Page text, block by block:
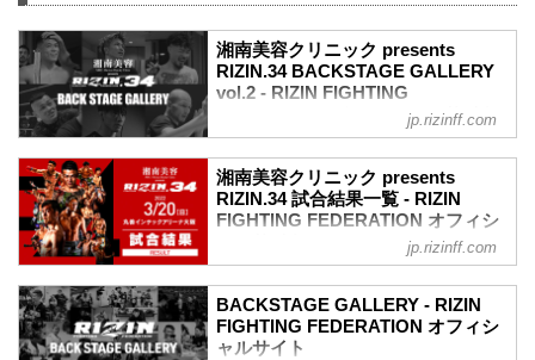
湘南美容クリニック presents
RIZIN.34 BACKSTAGE GALLERY
vol.2 - RIZIN FIGHTING
FEDERATION オフィシャルサイト
収めた「BACKSTAGE GALLERY」
第10試合〜第16試合までのvol.1はこちら
第9試合 ／アラン“ヒロ”ヤマニハ vs. 手塚
3
第8試合 ／竿本樹生 vs. 宇田悠斗
3
3
jp.rizinff.com
湘南美容クリニック presents
RIZIN.34 試合結果一覧 - RIZIN
FIGHTING FEDERATION オフィシ
原京平
Full Fight | 弥益ドミネーター聡志 vs. 萩
原京平 / Satoshi“Dominator”Yamasu vs.
jp.rizinff.com
BACKSTAGE GALLERY - RIZIN
FIGHTING FEDERATION オフィシ
ャルサイト